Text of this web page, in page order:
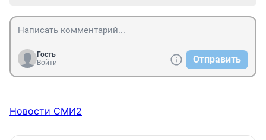
Гость
Войти
Отправить
Новости СМИ2